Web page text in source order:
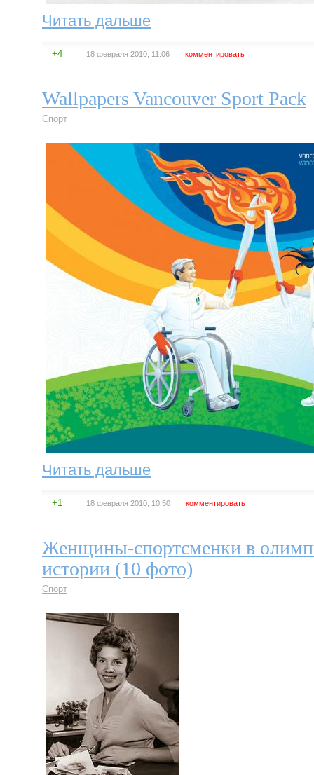
Читать дальше
+4 18 февраля 2010, 11:06 комментировать
Wallpapers Vancouver Sport Pack
Спорт
Читать дальше
+1 18 февраля 2010, 10:50 комментировать
Женщины-спортсменки в
истории (10 фото)
Спорт